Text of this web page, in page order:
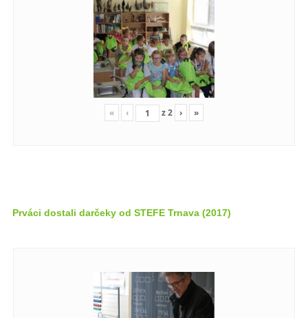
« ‹ z2 › »
Prváci dostali darčeky od STEFE Trnava (2017)